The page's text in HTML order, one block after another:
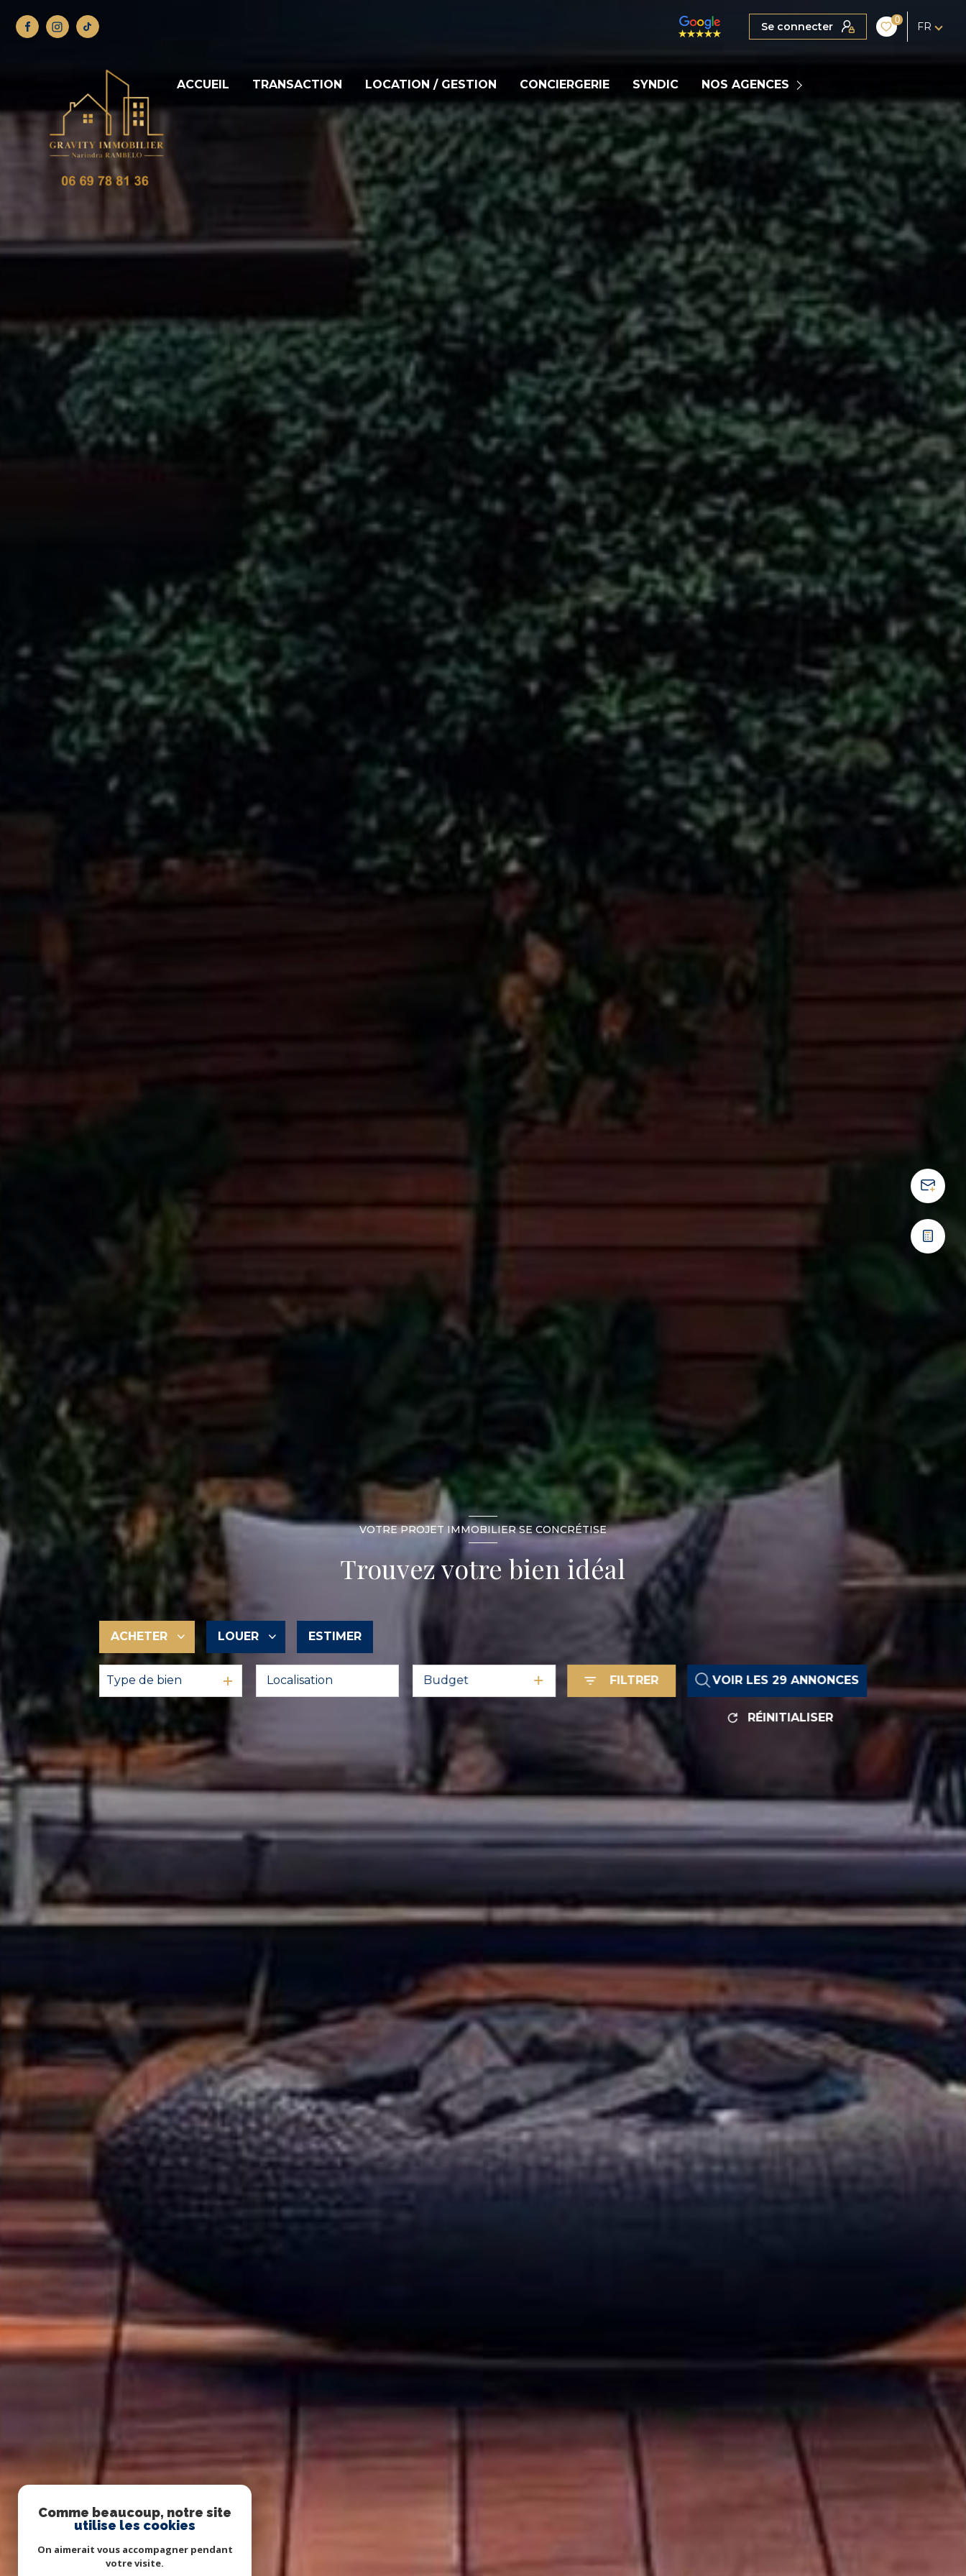
Se connecter
0
FR
ACCUEIL TRANSACTION LOCATION / GESTION CONCIERGERIE SYNDIC NOS AGENCES
LA CLUSAZ
VOTRE PROJET IMMOBILIER SE CONCRÉTISE
Trouvez votre bien idéal
ACHETER
De l'ancien
LOUER
à l'année
ESTIMER
Type de bien Budget FILTRER VOIR LES29 ANNONCES
RÉINITIALISER
Comme beaucoup, notre site
utilise les cookies
On aimerait vous accompagner pendant
votre visite.